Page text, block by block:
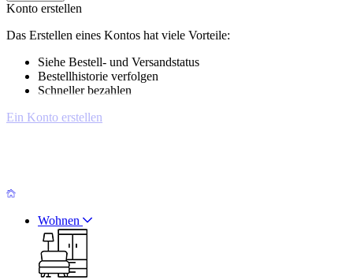
Konto erstellen
Das Erstellen eines Kontos hat viele Vorteile:
Siehe Bestell- und Versandstatus
Bestellhistorie verfolgen
Schneller bezahlen
Ein Konto erstellen
Wohnen